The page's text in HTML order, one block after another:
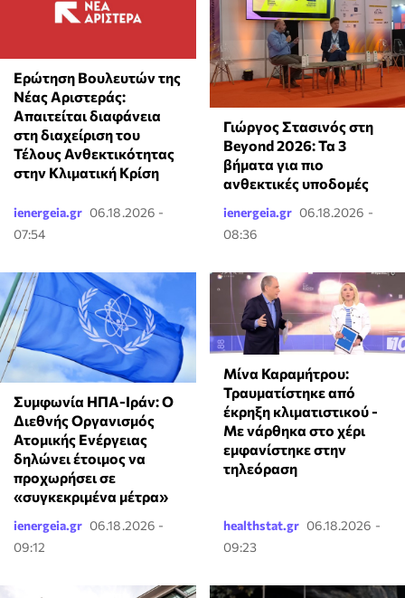
Ερώτηση Βουλευτών της
Νέας Αριστεράς:
Απαιτείται διαφάνεια
στη διαχείριση του
Τέλους Ανθεκτικότητας
στην Κλιματική Κρίση
ienergeia.gr 06.18.2026 -
07:54
Γιώργος Στασινός στη
Beyond 2026: Τα 3
βήματα για πιο
ανθεκτικές υποδομές
ienergeia.gr 06.18.2026 -
08:36
Συμφωνία ΗΠΑ-Ιράν: Ο
Διεθνής Οργανισμός
Ατομικής Ενέργειας
δηλώνει έτοιμος να
προχωρήσει σε
«συγκεκριμένα μέτρα»
ienergeia.gr 06.18.2026 -
09:12
Μίνα Καραμήτρου:
Τραυματίστηκε από
έκρηξη κλιματιστικού -
Με νάρθηκα στο χέρι
εμφανίστηκε στην
τηλεόραση
healthstat.gr 06.18.2026 -
09:23